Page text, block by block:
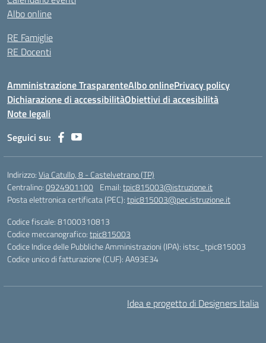
Albo online
RE Famiglie
RE Docenti
Amministrazione TrasparenteAlbo onlinePrivacy policy
Dichiarazione di accessibilitàObiettivi di accesibilità
Note legali
Seguici su:
Indirizzo:Via Catullo, 8 - Castelvetrano (TP)
Centralino:0924901100 Email:tpic815003@istruzione.it
Posta elettronica certificata (PEC):tpic815003@pec.istruzione.it
Codice fiscale: 81000310813
Codice meccanografico:tpic815003
Codice Indice delle Pubbliche Amministrazioni (IPA): istsc_tpic815003
Codice unico di fatturazione (CUF): AA93E34
Idea e progetto di Designers Italia